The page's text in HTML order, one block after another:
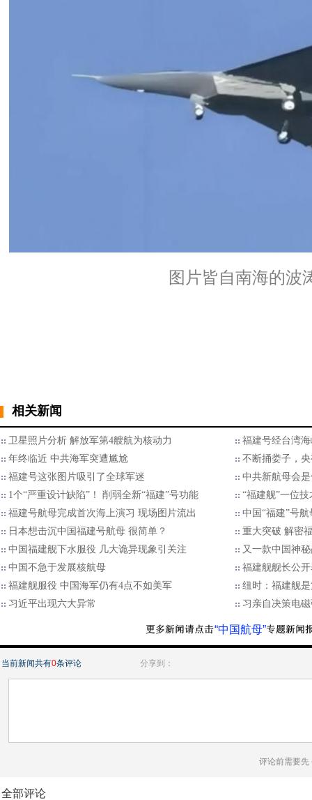
图片皆自南海的波
相关新闻
卫星照片分析 解放军第4艘航为核动力
福建号经台湾
年终临近 中共海军突遭尴尬
不断捅娄子，
福建号这张图片吸引了全球军迷
中共新航母会
1个“严重设计缺陷”！ 削弱全新“福建”号功能
“福建舰”一位
福建号航母完成首次海上演习 现场图片流出
中国“福建”号
日本想击沉中国福建号航母 很简单？
重大突破 解密
中国福建舰下水服役 几大诡异现象引关注
又一款中国神
中国不急于发展核航母
福建舰舰长公
福建舰服役 中国海军仍有4点不如美军
纽时：福建舰
习近平出现六大异常
习亲自决策电
“中国航母”
当前新闻共有0条评论 分享到：
评论前需要先
全部评论